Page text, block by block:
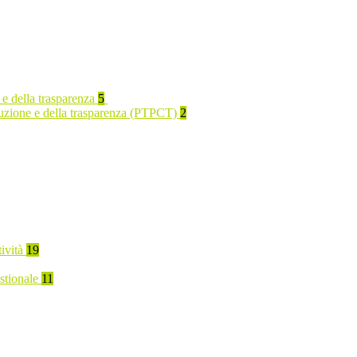
della trasparenza 5
e della trasparenza (PTPCT) 2
19
11